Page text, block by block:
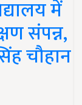
में
संपन्न,
चौहान